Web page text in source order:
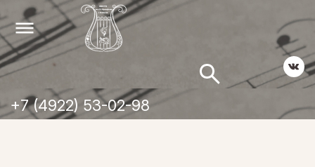
+7 (4922) 53-02-98